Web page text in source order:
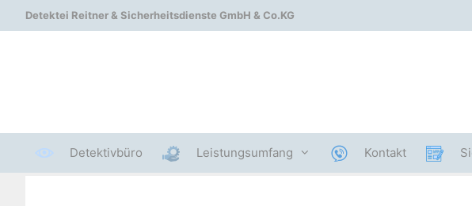
Inhalt
Detektei Reitner & Sicherheitsdienste GmbH & Co.KG
Detektivbüro Leistungsumfang Kontakt